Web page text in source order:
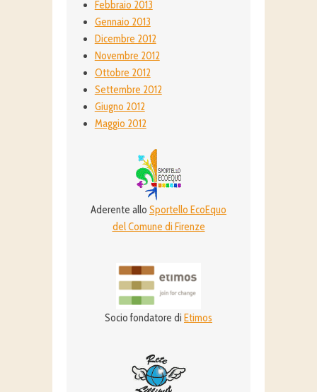
Febbraio 2013
Gennaio 2013
Dicembre 2012
Novembre 2012
Ottobre 2012
Settembre 2012
Giugno 2012
Maggio 2012
Aderente allo Sportello EcoEquo
del Comune di Firenze
Socio fondatore di Etimos